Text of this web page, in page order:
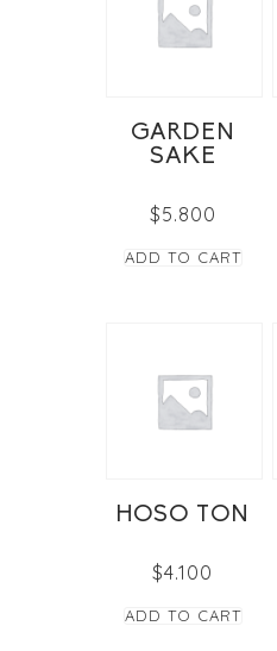
GARDEN
SAKE
$5.800
ADD TO CART
HOSO TON
$4.100
ADD TO CART